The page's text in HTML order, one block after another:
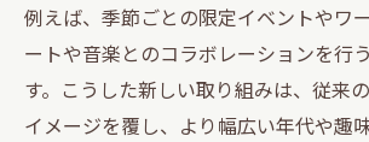
例えば、季節ごとの限定イベントやワ
ートや音楽とのコラボレーションを行
す。こうした新しい取り組みは、従来
イメージを覆し、より幅広い年代や趣